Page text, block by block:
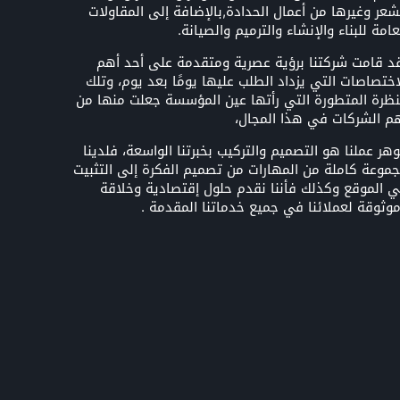
وغيرها من أعمال الحدادة,بالإضافة إلى المقاولات
للبناء والإنشاء والترميم والصيانة.
قامت شركتنا برؤية عصرية ومتقدمة على أحد أهم
التي يزداد الطلب عليها يومًا بعد يوم، وتلك
المتطورة التي رأتها عين المؤسسة جعلت منها من
الشركات في هذا المجال،
عملنا هو التصميم والتركيب بخبرتنا الواسعة، فلدينا
كاملة من المهارات من تصميم الفكرة إلى التثبيت
الموقع وكذلك فأننا نقدم حلول إقتصادية وخلاقة
لعملائنا في جميع خدماتنا المقدمة .